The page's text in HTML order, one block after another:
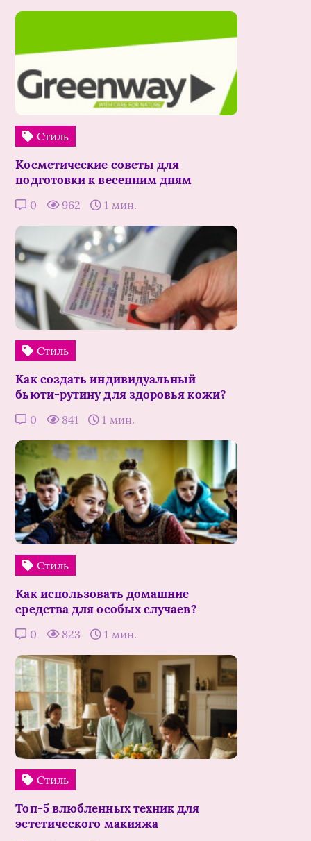
Стиль
Косметические советы для
подготовки к весенним дням
0 962 1 мин.
Стиль
Как создать индивидуальный
бьюти-рутину для здоровья кожи?
0 841 1 мин.
Стиль
Как использовать домашние
средства для особых случаев?
0 823 1 мин.
Стиль
Топ-5 влюбленных техник для
эстетического макияжа